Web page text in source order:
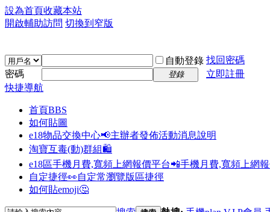
設為首頁收藏本站
開啟輔助訪問 切換到窄版
自動登錄 找回密碼
密碼
登錄
立即註冊
快捷導航
首頁BBS
如何貼圖
e18物品交換中心📢主辦者發佈活動消息說明
淘寶互毒(動)群組🛍️
e18區手機月費,寬頻上網報價平台📲手機月費,寬頻上網
自定捷徑👀自定常瀏覽版區捷徑
如何貼emoji🤔